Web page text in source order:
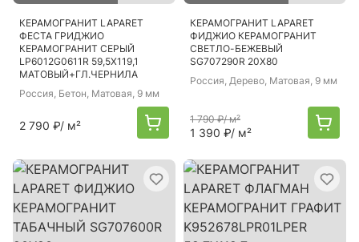
КЕРАМОГРАНИТ LAPARET
ФЕСТА ГРИДЖИО
КЕРАМОГРАНИТ СЕРЫЙ
LP6012G0611R 59,5Х119,1
МАТОВЫЙ+ГЛ.ЧЕРНИЛА
Россия, Бетон, Матовая, 9 мм
2 790 ₽/ м²
КЕРАМОГРАНИТ LAPARET
ФИДЖИО КЕРАМОГРАНИТ
СВЕТЛО-БЕЖЕВЫЙ
SG707290R 20Х80
Россия, Дерево, Матовая, 9 мм
1 790 ₽/ м²
1 390 ₽/ м²